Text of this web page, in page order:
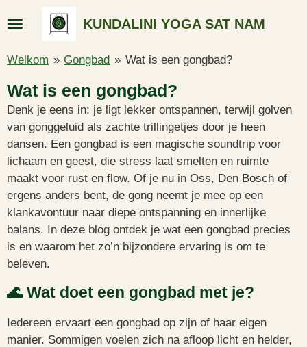
direct
de
hoofdinhoud
KUNDALINI YOGA SAT NAM
Welkom » Gongbad » Wat is een gongbad?
Wat is een gongbad?
Denk je eens in: je ligt lekker ontspannen, terwijl golven
van gonggeluid als zachte trillingetjes door je heen
dansen. Een gongbad is een magische soundtrip voor
lichaam en geest, die stress laat smelten en ruimte
maakt voor rust en flow. Of je nu in Oss, Den Bosch of
ergens anders bent, de gong neemt je mee op een
klankavontuur naar diepe ontspanning en innerlijke
balans. In deze blog ontdek je wat een gongbad precies
is en waarom het zo’n bijzondere ervaring is om te
beleven.
🌊 Wat doet een gongbad met je?
Iedereen ervaart een gongbad op zijn of haar eigen
manier. Sommigen voelen zich na afloop licht en helder,